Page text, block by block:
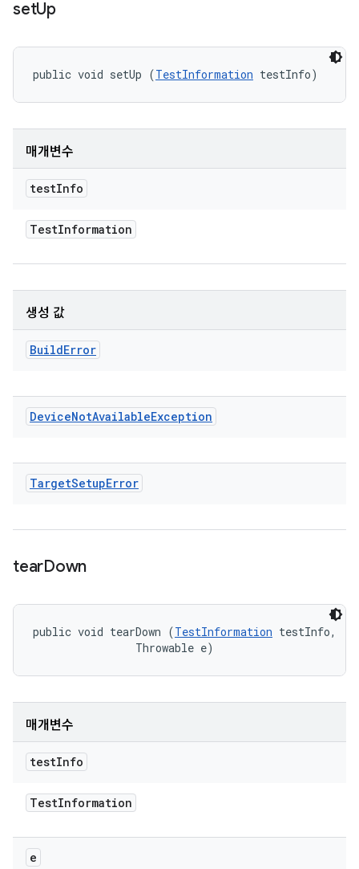
setUp
public void setUp (TestInformation testInfo)
매개변수
testInfo
TestInformation
생성 값
BuildError
DeviceNotAvailableException
TargetSetupError
tearDown
public void tearDown (TestInformation testInfo,
                Throwable e)
매개변수
testInfo
TestInformation
e